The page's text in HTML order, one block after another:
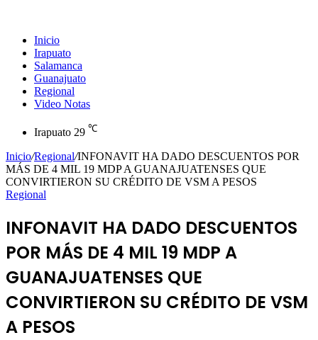
Inicio
Irapuato
Salamanca
Guanajuato
Regional
Video Notas
Irapuato 29 ℃
Inicio/Regional/INFONAVIT HA DADO DESCUENTOS POR
MÁS DE 4 MIL 19 MDP A GUANAJUATENSES QUE
CONVIRTIERON SU CRÉDITO DE VSM A PESOS
Regional
INFONAVIT HA DADO DESCUENTOS
POR MÁS DE 4 MIL 19 MDP A
GUANAJUATENSES QUE
CONVIRTIERON SU CRÉDITO DE VSM
A PESOS